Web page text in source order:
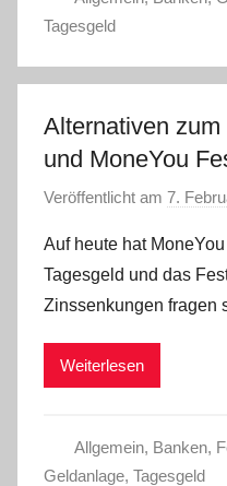
Tagesgeld
Alternativen zum
und MoneYou
Veröffentlicht am 7.
Auf heute hat
Tagesgeld und das
Zinssenkungen fragen
Weiterlesen
Allgemein, Banken,
Geldanlage, Tagesgeld